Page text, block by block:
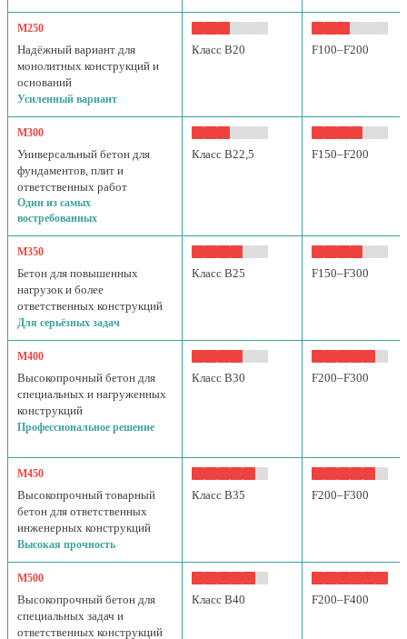
М250
Надёжный вариант для
монолитных конструкций и
оснований
Усиленный вариант
Класс B20 F100–F200
М300
Универсальный бетон для
фундаментов, плит и
ответственных работ
Один из самых
востребованных
Класс B22,5 F150–F200
М350
Бетон для повышенных
нагрузок и более
ответственных конструкций
Для серьёзных задач
Класс B25 F150–F300
М400
Высокопрочный бетон для
специальных и нагруженных
конструкций
Профессиональное решение
Класс B30 F200–F300
М450
Высокопрочный товарный
бетон для ответственных
инженерных конструкций
Высокая прочность
Класс B35 F200–F300
М500
Высокопрочный бетон для
специальных задач и
ответственных конструкций
Класс B40 F200–F400